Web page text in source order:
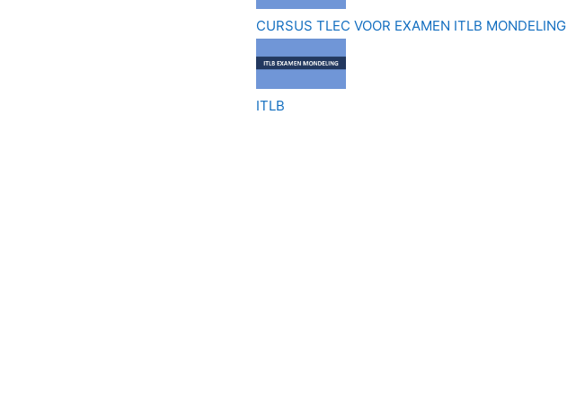
CURSUS TLEC VOOR EXAMEN ITLB MONDELING
ITLB